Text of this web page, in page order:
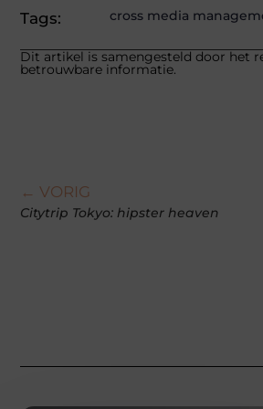
Tags: cross media
Dit artikel is samengesteld door het
betrouwbare informatie.
← VORIG
Citytrip Tokyo: hipster heaven